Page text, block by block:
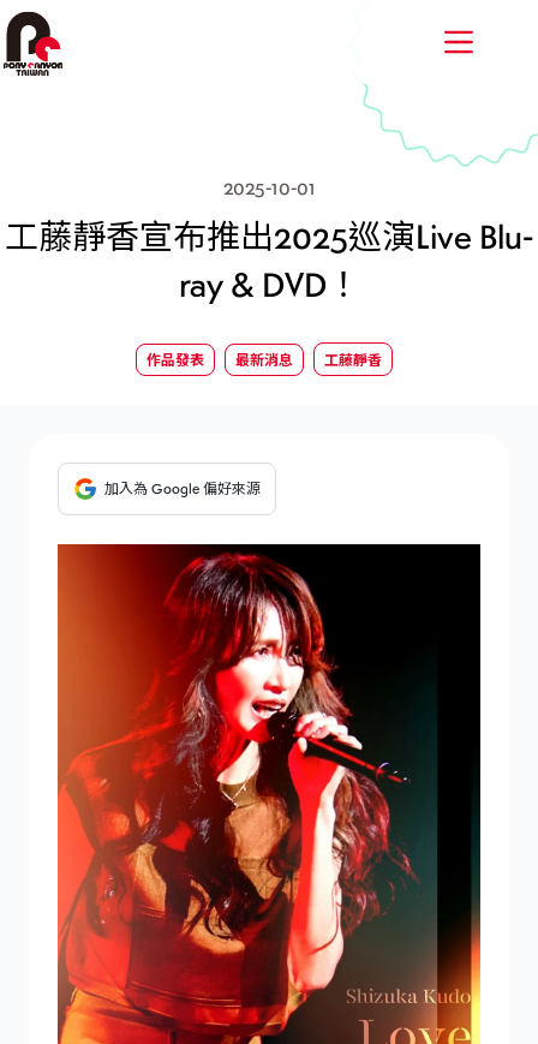
跳
至
主
2025-10-01
工藤靜香宣布推出2025巡演Live Blu-
ray & DVD！
作品發表 最新消息 工藤靜香
加入為 Google 偏好來源